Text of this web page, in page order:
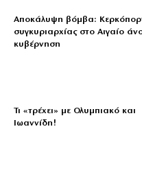
Αποκάλυψη βόμβα:
συγκυριαρχίας στο Αιγαίο
κυβέρνηση
Τι «τρέχει» με Ολυμπιακό και
Ιωαννίδη!